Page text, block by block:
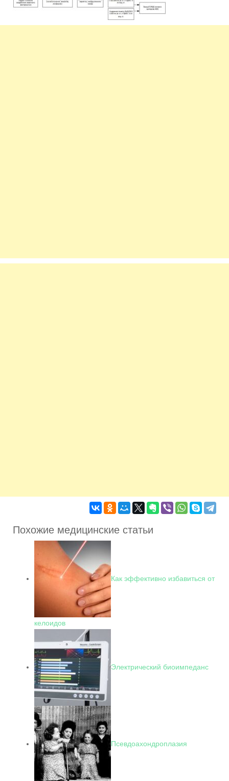
Похожие медицинские статьи
Как эффективно избавиться от
келоидов
Электрический биоимпеданс
Псевдоахондроплазия